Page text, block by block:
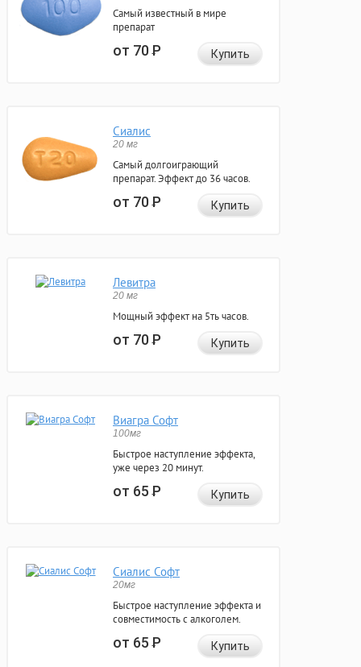
Самый известный в мире
препарат
от 70Р Купить
Сиалис
20 мг
Самый долгоиграющий
препарат. Эффект до 36 часов.
от 70Р Купить
Левитра
20 мг
Мощный эффект на 5ть часов.
от 70Р Купить
Виагра Софт
100мг
Быстрое наступление эффекта,
уже через 20 минут.
от 65Р Купить
Сиалис Софт
20мг
Быстрое наступление эффекта и
совместимость с алкоголем.
от 65Р Купить